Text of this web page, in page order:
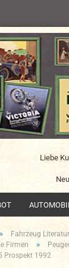
Liebe
» Fahrzeug
Firmen »
Prospekt 1992